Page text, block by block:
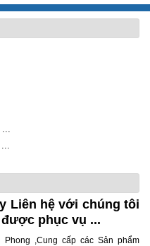
Liên hệ với chúng tôi
được phục vụ ...
Phong ,Cung cấp các Sản phẩm